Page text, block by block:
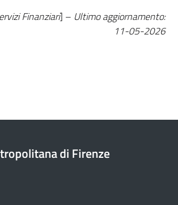
Finanziari] – Ultimo aggiornamento:
11-05-2026
di Firenze